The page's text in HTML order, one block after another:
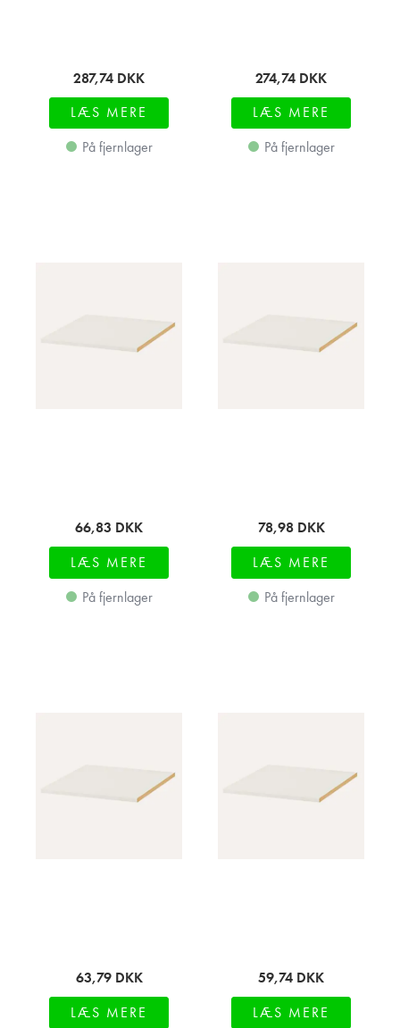
287,74 DKK
LÆS MERE
På fjernlager
274,74 DKK
LÆS MERE
På fjernlager
66,83 DKK
LÆS MERE
På fjernlager
78,98 DKK
LÆS MERE
På fjernlager
63,79 DKK
LÆS MERE
59,74 DKK
LÆS MERE